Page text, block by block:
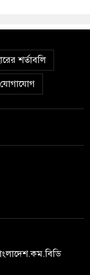
শর্তাবলি
যোগাযোগ